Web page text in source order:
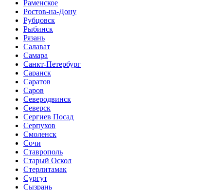
Раменское
Ростов-на-Дону
Рубцовск
Рыбинск
Рязань
Салават
Самара
Санкт-Петербург
Саранск
Саратов
Саров
Северодвинск
Северск
Сергиев Посад
Серпухов
Смоленск
Сочи
Ставрополь
Старый Оскол
Стерлитамак
Сургут
Сызрань